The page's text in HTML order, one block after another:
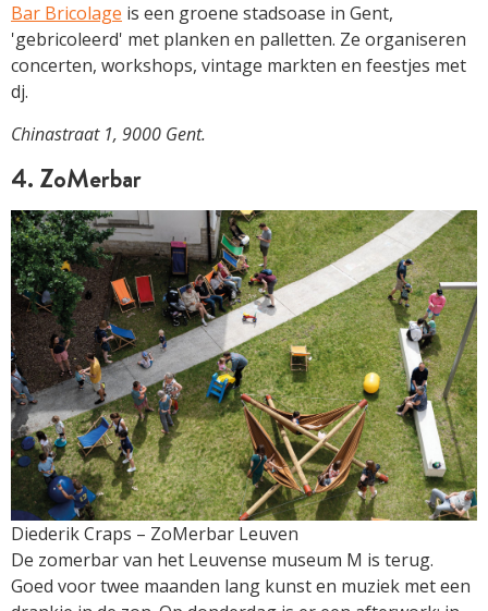
Bar Bricolage is een groene stadsoase in Gent,
'gebricoleerd' met planken en palletten. Ze organiseren
concerten, workshops, vintage markten en feestjes met
dj.
Chinastraat 1, 9000 Gent.
4. ZoMerbar
Diederik Craps – ZoMerbar Leuven
De zomerbar van het Leuvense museum M is terug.
Goed voor twee maanden lang kunst en muziek met een